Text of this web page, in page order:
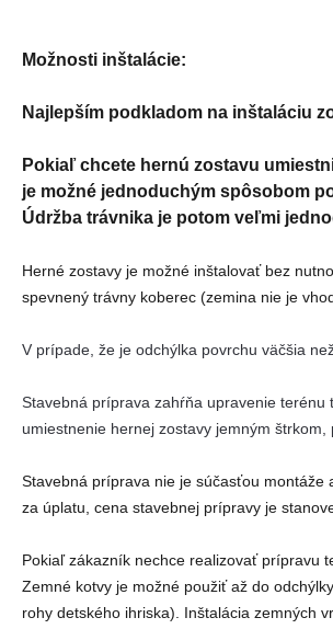
Možnosti inštalácie:
Najlepším podkladom na inštaláciu
Pokiaľ chcete hernú zostavu
je možné jednoduchým spôsobom
Údržba trávnika je potom veľmi
Herné zostavy je možné inštalovať bez
spevnený trávny koberec (zemina nie je
V prípade, že je odchýlka povrchu väčšia
Stavebná príprava zahŕňa upravenie
umiestnenie hernej zostavy jemným
Stavebná príprava nie je súčasťou montáže
za úplatu, cena stavebnej prípravy je
Pokiaľ zákazník nechce realizovať prípravu
Zemné kotvy je možné použiť až do
rohy detského ihriska). Inštalácia zemných